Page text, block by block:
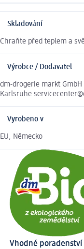
Skladování
Chraňte před teplem a
Výrobce / Dodavatel
dm-drogerie markt GmbH
Karlsruhe
Vyrobeno v
EU, Německo
Vhodné poradenství